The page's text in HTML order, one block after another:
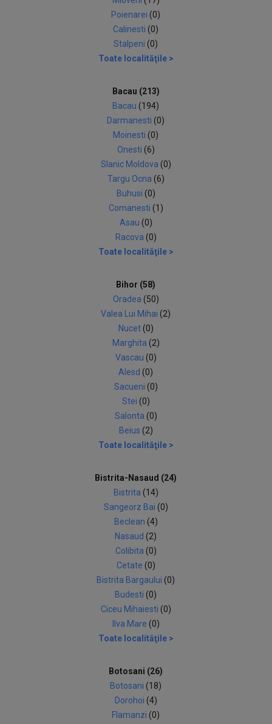
Poienarei (0)
Calinesti (0)
Stalpeni (0)
Toate localităţile >
Bacau (213)
Bacau (194)
Darmanesti (0)
Moinesti (0)
Onesti (6)
Slanic Moldova (0)
Targu Ocna (6)
Buhusi (0)
Comanesti (1)
Asau (0)
Racova (0)
Toate localităţile >
Bihor (58)
Oradea (50)
Valea Lui Mihai (2)
Nucet (0)
Marghita (2)
Vascau (0)
Alesd (0)
Sacueni (0)
Stei (0)
Salonta (0)
Beius (2)
Toate localităţile >
Bistrita-Nasaud (24)
Bistrita (14)
Sangeorz Bai (0)
Beclean (4)
Nasaud (2)
Colibita (0)
Cetate (0)
Bistrita Bargaului (0)
Budesti (0)
Ciceu Mihaiesti (0)
Ilva Mare (0)
Toate localităţile >
Botosani (26)
Botosani (18)
Dorohoi (4)
Flamanzi (0)